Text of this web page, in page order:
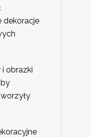
dekoracje
obrazki